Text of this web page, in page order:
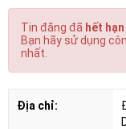
Tin đăng đã hết hạn
Bạn hãy sử dụng
nhất.
Địa chỉ: